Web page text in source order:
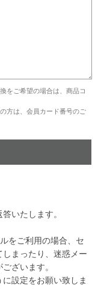
をご希望の場合は、商品コ
方は、会員カード番号のご
いたします。
をご利用の場合、セ
まったり、迷惑メー
ざいます。
設定をお願い致しま